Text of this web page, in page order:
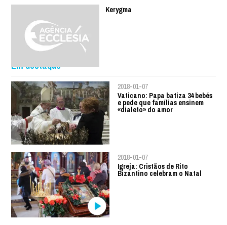
Kerygma
Em destaque
2018-01-07
Vaticano: Papa batiza 34 bebés
e pede que famílias ensinem
«dialeto» do amor
2018-01-07
Igreja: Cristãos de Rito
Bizantino celebram o Natal